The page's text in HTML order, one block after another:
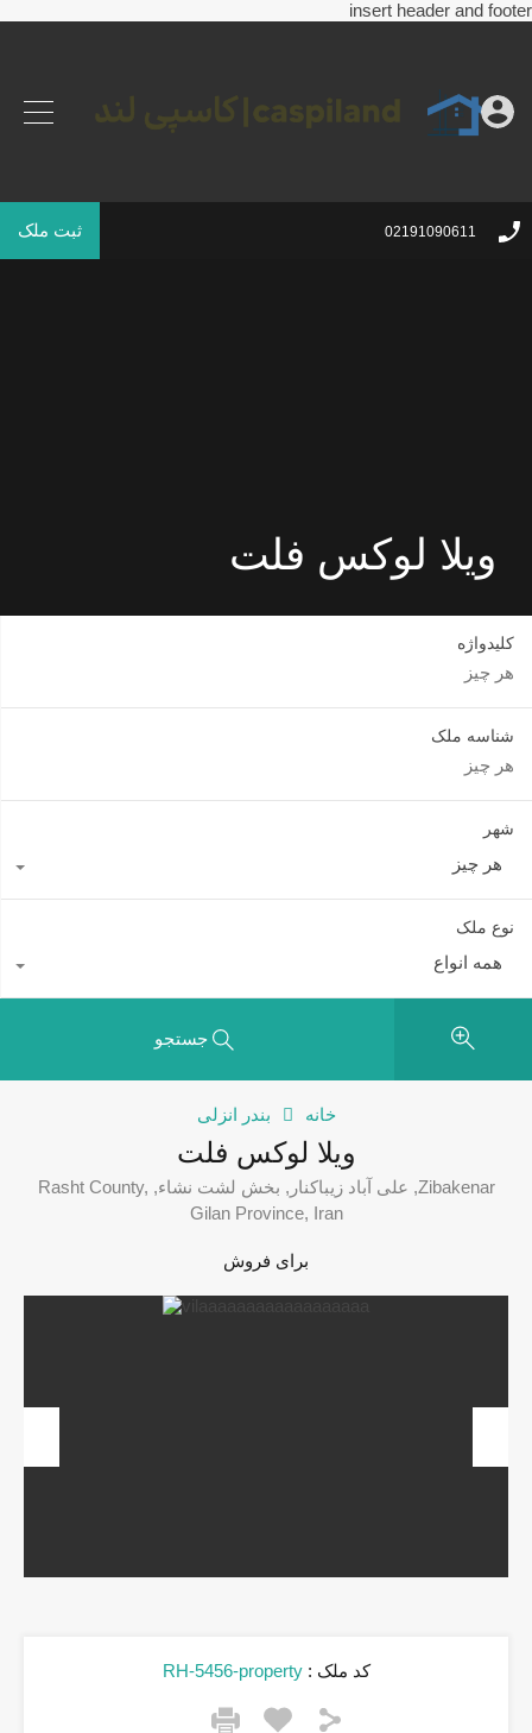
insert header and footer
02191090611 ثبت ملک
ویلا لوکس فلت
کلیدواژه
شناسه ملک
شهر
هر چیز
نوع ملک
همه انواع
جستجو
خانه بندر انزلی
ویلا لوکس فلت
Zibakenar, علی آباد زیباکنار, بخش لشت نشاء, Rasht County,
Gilan Province, Iran
برای فروش
کد ملک : RH-5456-property